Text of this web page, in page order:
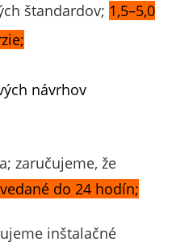
štandardov; 1,5–5,0
návrhov
zaručujeme, že
do 24 hodín;
inštalačné